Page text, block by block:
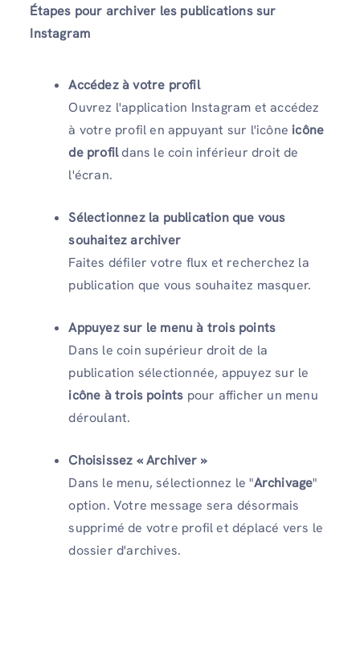
Étapes pour archiver les publications sur
Instagram
Accédez à votre profil
Ouvrez l'application Instagram et accédez
à votre profil en appuyant sur l'icône icône
de profildans le coin inférieur droit de
l'écran.
Sélectionnez la publication que vous
souhaitez archiver
Faites défiler votre flux et recherchez la
publication que vous souhaitez masquer.
Appuyez sur le menu à trois points
Dans le coin supérieur droit de la
publication sélectionnée, appuyez sur le
icône à trois points pour afficher un menu
déroulant.
Choisissez « Archiver »
Dans le menu, sélectionnez le "Archivage"
option. Votre message sera désormais
supprimé de votre profil et déplacé vers le
dossier d'archives.